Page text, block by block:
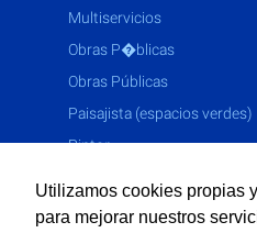
Utilizamos cookies propias
para mejorar nuestros
Multiservicios
Obras P�blicas
Obras Públicas
Paisajista (espacios verdes)
Pintor
Yesero